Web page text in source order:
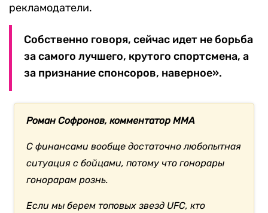
рекламодатели.
Собственно говоря, сейчас идет не борьба
за самого лучшего, крутого спортсмена, а
за признание спонсоров, наверное».
Роман Софронов, комментатор MMA
С финансами вообще достаточно любопытная
ситуация с бойцами, потому что гонорары
гонорарам рознь.
Если мы берем топовых звезд UFC, кто